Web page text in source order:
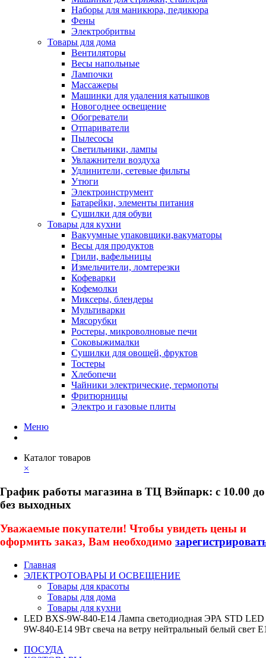
Наборы для маникюра, педикюра
Фены
Электробритвы
Товары для дома
Вентиляторы
Весы напольные
Лампочки
Массажеры
Машинки для удаления катышков
Новогоднее освещение
Обогреватели
Отпариватели
Пылесосы
Светильники, лампы
Увлажнители воздуха
Удлинители, сетевые фильты
Утюги
Электроинструмент
Батарейки, элементы питания
Сушилки для обуви
Товары для кухни
Вакуумные упаковщики,вакуматоры
Весы для продуктов
Грили, вафельницы
Измельчители, ломтерезки
Кофеварки
Кофемолки
Миксеры, блендеры
Мультиварки
Мясорубки
Ростеры, микроволновые печи
Соковыжималки
Сушилки для овощей, фруктов
Тостеры
Хлебопечи
Чайники электрические, термопоты
Фритюрницы
Электро и газовые плиты
Меню
Каталог товаров
×
График работы магазина в ТЦ Вэйпарк: с 10.00 до
без выходных
Уважаемые покупатели! Чтобы увидеть цены и
оформить заказ, Вам необходимо
Главная
ЭЛЕКТРОТОВАРЫ И ОСВЕЩЕНИЕ
Товары для красоты
Товары для дома
Товары для кухни
LED BXS-9W-840-E14 Лампа светодиодная ЭРА STD
9W-840-E14 9Вт свеча на ветру нейтральный белый свет
ПОСУДА